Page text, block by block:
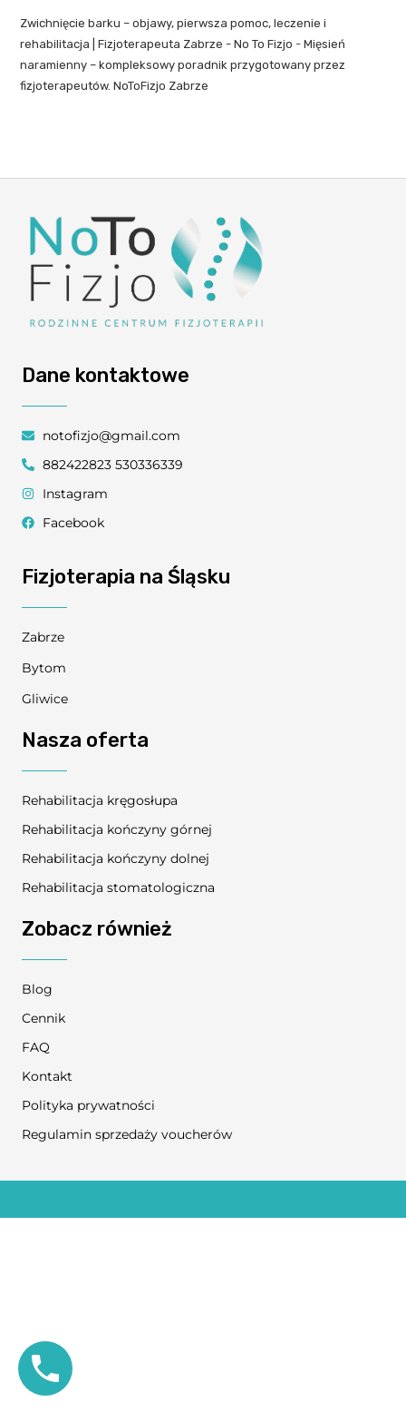
Zwichnięcie barku – objawy, pierwsza pomoc, leczenie i
rehabilitacja | Fizjoterapeuta Zabrze - No To Fizjo -Mięsień
naramienny – kompleksowy poradnik przygotowany przez
fizjoterapeutów. NoToFizjo Zabrze
Dane kontaktowe
notofizjo@gmail.com
882422823 530336339
Instagram
Facebook
Fizjoterapia na Śląsku
Zabrze
Bytom
Gliwice
Nasza oferta
Rehabilitacja kręgosłupa
Rehabilitacja kończyny górnej
Rehabilitacja kończyny dolnej
Rehabilitacja stomatologiczna
Zobacz również
Blog
Cennik
FAQ
Kontakt
Polityka prywatności
Regulamin sprzedaży voucherów